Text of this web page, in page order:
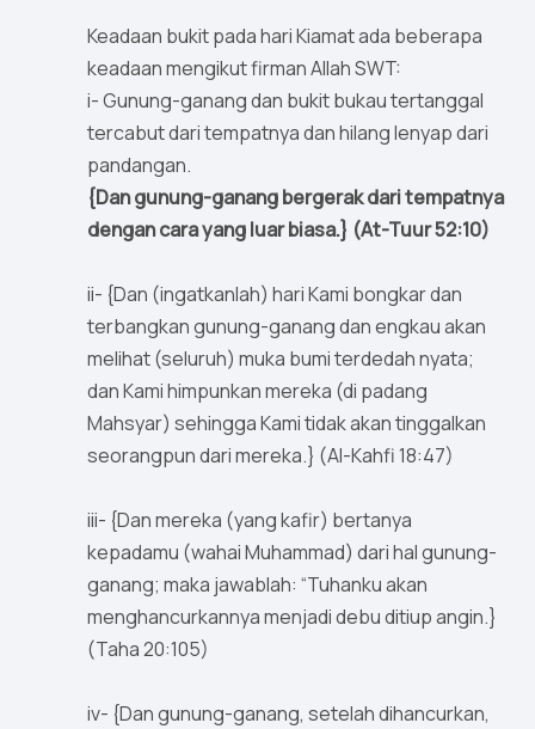
Keadaan bukit pada hari Kiamat ada beberapa
keadaan mengikut firman Allah SWT:
i- Gunung-ganang dan bukit bukau tertanggal
tercabut dari tempatnya dan hilang lenyap dari
pandangan.
{Dan gunung-ganang bergerak dari tempatnya
dengan cara yang luar biasa.} (At-Tuur 52:10)
ii- {Dan (ingatkanlah) hari Kami bongkar dan
terbangkan gunung-ganang dan engkau akan
melihat (seluruh) muka bumi terdedah nyata;
dan Kami himpunkan mereka (di padang
Mahsyar) sehingga Kami tidak akan tinggalkan
seorangpun dari mereka.} (Al-Kahfi 18:47)
iii- {Dan mereka (yang kafir) bertanya
kepadamu (wahai Muhammad) dari hal gunung-
ganang; maka jawablah: “Tuhanku akan
menghancurkannya menjadi debu ditiup angin.}
(Taha 20:105)
iv- {Dan gunung-ganang, setelah dihancurkan,